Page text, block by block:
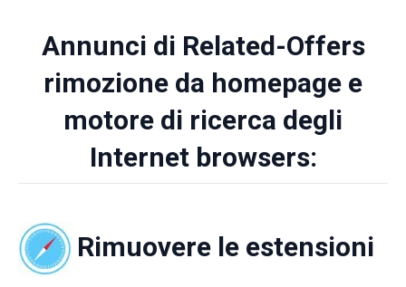
Annunci di Related-Offers
rimozione da homepage e
motore di ricerca degli
Internet browsers:
Rimuovere le estensioni